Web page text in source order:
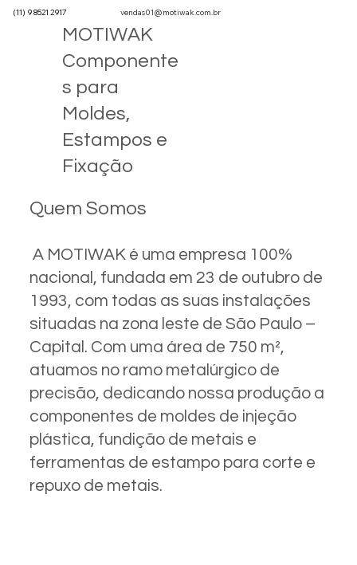
(11) 9 8521 2917 vendas01@motiwak.com.br
MOTIWAK
Componente
s para
Moldes,
Estampos e
Fixação
Quem Somos
A MOTIWAK é uma empresa 100%
nacional, fundada em 23 de outubro de
1993, com todas as suas instalações
situadas na zona leste de São Paulo –
Capital. Com uma área de 750 m²,
atuamos no ramo metalúrgico de
precisão, dedicando nossa produção a
componentes de moldes de injeção
plástica, fundição de metais e
ferramentas de estampo para corte e
repuxo de metais.